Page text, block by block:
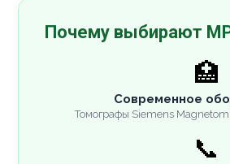
Почему выбирают
🏥
Современное
Томографы Siemens
📞